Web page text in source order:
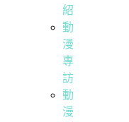
紹
動
漫
專
訪
動
漫